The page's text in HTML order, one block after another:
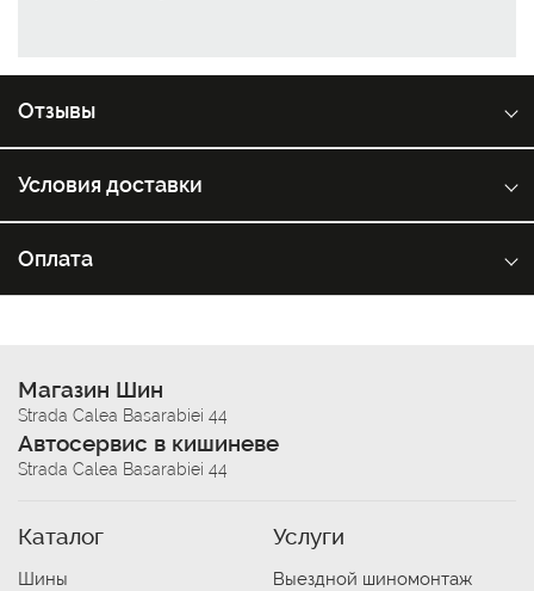
Отзывы
Условия доставки
Оплата
Магазин Шин
Strada Calea Basarabiei 44
Автосервис в кишиневе
Strada Calea Basarabiei 44
Каталог
Шины
Услуги
Выездной шиномонтаж